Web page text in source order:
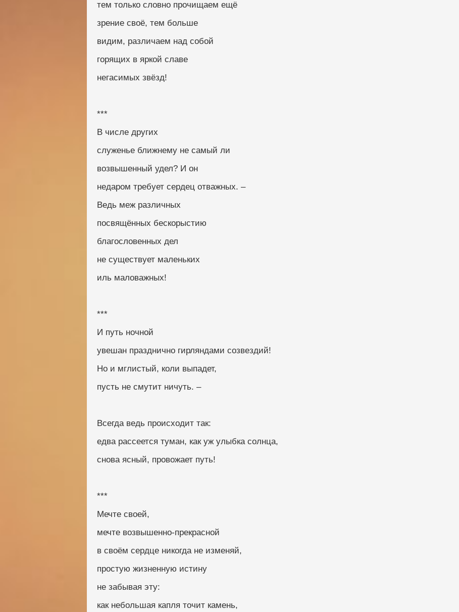
тем только словно прочищаем ещё
зрение своё, тем больше
видим, различаем над собой
горящих в яркой славе
негасимых звёзд!
***
В числе других
служенье ближнему не самый ли
возвышенный удел? И он
недаром требует сердец отважных. –
Ведь меж различных
посвящённых бескорыстию
благословенных дел
не существует маленьких
иль маловажных!
***
И путь ночной
увешан празднично гирляндами созвездий!
Но и мглистый, коли выпадет,
пусть не смутит ничуть. –
Всегда ведь происходит так:
едва рассеется туман, как уж улыбка солнца,
снова ясный, провожает путь!
***
Мечте своей,
мечте возвышенно-прекрасной
в своём сердце никогда не изменяй,
простую жизненную истину
не забывая эту:
как небольшая капля точит камень,